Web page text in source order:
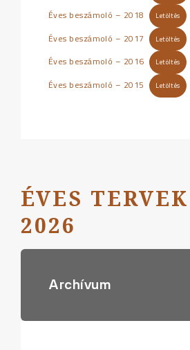
Éves beszámoló – 2018 Letöltés
Éves beszámoló – 2017 Letöltés
Éves beszámoló – 2016 Letöltés
Éves beszámoló – 2015 Letöltés
ÉVES
2026
Archívum